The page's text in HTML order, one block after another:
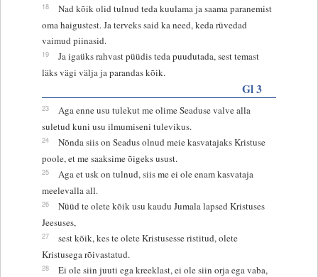
18
Nad kõik olid tulnud teda kuulama ja saama paranemist
oma haigustest. Ja terveks said ka need, keda rüvedad
vaimud piinasid.
19
Ja igaüks rahvast püüdis teda puudutada, sest temast
läks vägi välja ja parandas kõik.
Gl 3
23
Aga enne usu tulekut me olime Seaduse valve alla
suletud kuni usu ilmumiseni tulevikus.
24
Nõnda siis on Seadus olnud meie kasvatajaks Kristuse
poole, et me saaksime õigeks usust.
25
Aga et usk on tulnud, siis me ei ole enam kasvataja
meelevalla all.
26
Nüüd te olete kõik usu kaudu Jumala lapsed Kristuses
Jeesuses,
27
sest kõik, kes te olete Kristusesse ristitud, olete
Kristusega rõivastatud.
28 Ei ole siin juuti ega kreeklast, ei ole siin orja ega vaba,